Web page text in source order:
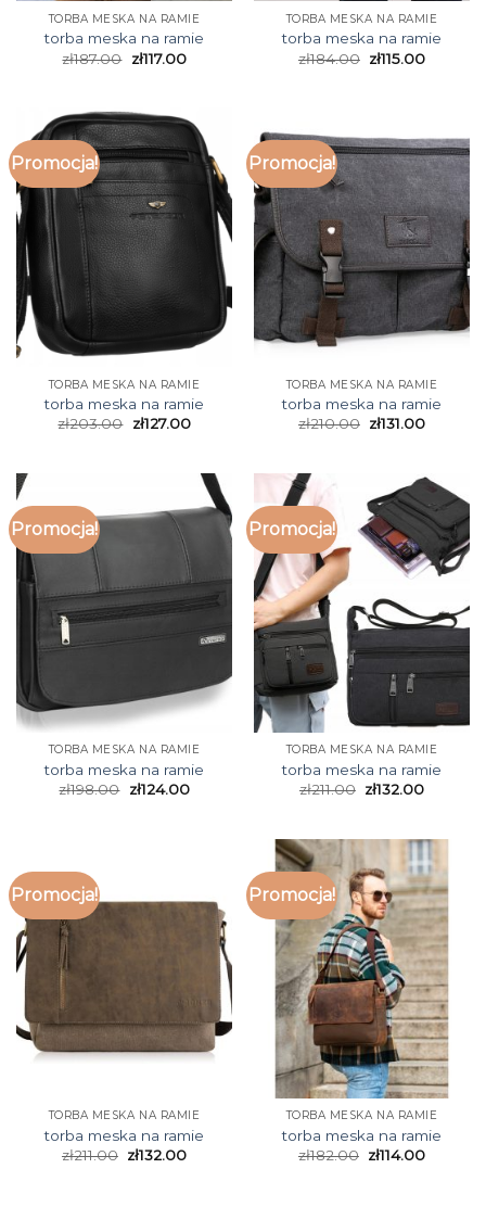
TORBA MESKA NA RAMIE
torba meska na ramie
zł187.00 zł117.00
TORBA MESKA NA RAMIE
torba meska na ramie
zł184.00 zł115.00
Promocja!
TORBA MESKA NA RAMIE
torba meska na ramie
zł203.00 zł127.00
Promocja!
TORBA MESKA NA RAMIE
torba meska na ramie
zł210.00 zł131.00
Promocja!
TORBA MESKA NA RAMIE
torba meska na ramie
zł198.00 zł124.00
Promocja!
TORBA MESKA NA RAMIE
torba meska na ramie
zł211.00 zł132.00
Promocja!
TORBA MESKA NA RAMIE
torba meska na ramie
zł211.00 zł132.00
Promocja!
TORBA MESKA NA RAMIE
torba meska na ramie
zł182.00 zł114.00